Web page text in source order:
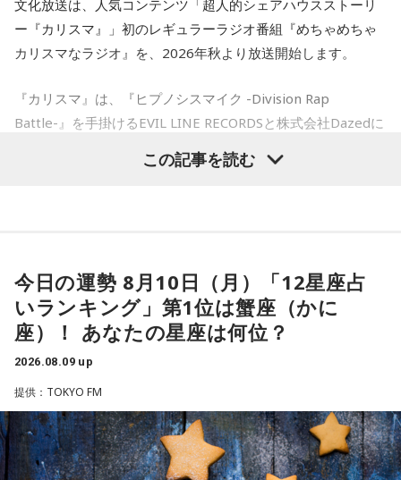
番組Webサイト：http://www.tfm.co.jp/oto/
日本の行政にも欠かせません。だからこそ、人材への投資は
しっかり続けています」と強調します。
続いて、人事院が現在力を入れている公務ブランディング
「府省横断チーム」について伺います。2025年7月に立ち上
がったこの取り組みについて、平野さんは、「各府省の中
堅・若手職員100人以上が集まり、国家公務員の仕事の魅力
意見交換しながら、発信の仕方を考えていきました。そし
て、その思いを1つの言葉に込めたブランドメッセージ「国の
ミライをつくる、唯一無二の挑戦がある」を策定しました。
それとあわせて「6つの種」と呼ぶサブメッセージも発表され
ています。平野さんは、その1つとして『主語は「日本」対象
は「国民」日本まるごと、自分ごと』を紹介し、「国家公務
員の仕事は100兆円を超える国家予算のもとに、未来に向け
て一手を打つ、そんなスケールの大きな仕事です。目立つ仕
事ではない場合もありますが、『自らの手で社会を変える』
『国民のためを真剣に考える』『国民全員が対象の範囲であ
を向けば良いか、そして、このまま暗い雰囲気のまま仕事を
すべきか、悩んでいます。アドバイスをいただきたいです。
＜江原からの回答＞
――あまりにも身勝手な男性の振る舞いに、番組パートナー
の奥迫は「そういう方と結婚しなくて良かったんじゃないか
場になっても、どちらにも不誠実な方です。今後もこういう
ホですよ、こんなの。早く分かって良かったじゃない。
奥迫：良かったです。私もそう思います。
江原：ねえ。そんな男を見抜けなかった自分を恥じるべき。
奥迫：そうなんですよ。こういうことってなかなか……本当に
嫌ですね。
文化放送は、人気コンテンツ「超人的シェアハウスストーリ
ー『カリスマ』」初のレギュラーラジオ番組『めちゃめちゃ
カリスマなラジオ』を、2026年秋より放送開始します。
『カリスマ』は、『ヒプノシスマイク -Division Rap
Battle-』を手掛けるEVIL LINE RECORDSと株式会社Dazedに
よるキャラクターコンテンツ。YouTubeドラマを中心に、音
楽、ライブ、イベントなど様々な展開を続け、2027年1月に
ミュニティを形成しています。
このたび、本日8月9日（日）にTACHIKAWA STAGE
GARDENで開催された3DCG LIVE「凡人社プレゼンツ カリス
マハウスツアー 2026夏」DAY2夜公演にて、レギュラーラジ
オ番組『めちゃめちゃカリスマなラジオ』をスタートするこ
とを発表しました。ラジオ番組には、『カリスマ』のキャラ
クターを演じる小野友樹、山中真尋、福原かつみ、細田健
太、日向朔公、大河元気、橋詰知久による“七人のカリスマ声
この記事を読む
今日の運勢 8月10日（月）「12星座占
いランキング」第1位は蟹座（かに
座）！ あなたの星座は何位？
2026.08.09 up
提供：TOKYO FM